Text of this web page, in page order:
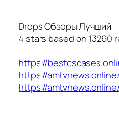
Drops Обзоры Лучший
4 stars based on13260
https://
https://
https://